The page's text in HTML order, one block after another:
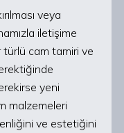
veya
iletişime
türlü cam tamiri ve
yeni
malzemeleri
ve estetiğini